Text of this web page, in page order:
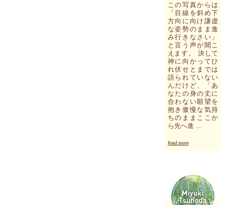
気
抜
き」"
この写真からは
「目線を斜め下
方向に向け謙虚
な姿勢のまま進
み行きなさい」
と言う声が聞こ
えます。 決して
神に向かってひ
れ伏せとまでは
語られていない
んだけど、「あ
なたの身の丈に
合わない願望を
抱き傲慢な気持
ちのままここか
ら先へ進 …
Read more
ン
ボ
ジ
ア